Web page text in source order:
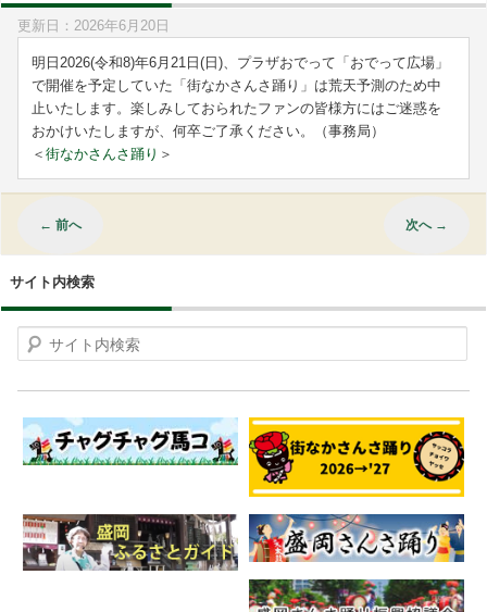
更新日：2026年6月20日
明日2026(令和8)年6月21日(日)、プラザおでって「おでって広場」
で開催を予定していた「街なかさんさ踊り」は荒天予測のため中
止いたします。楽しみしておられたファンの皆様方にはご迷惑を
おかけいたしますが、何卒ご了承ください。（事務局）
＜街なかさんさ踊り ＞
← 前へ 次へ →
サイト内検索
Search